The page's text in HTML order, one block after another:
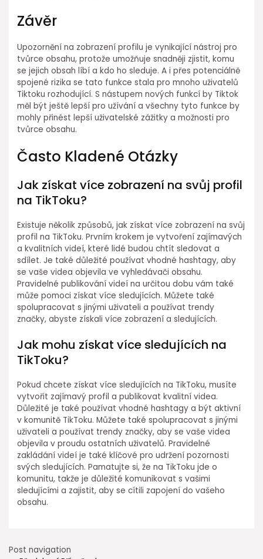
Závěr
Upozornění na zobrazení profilu je vynikající nástroj pro
tvůrce obsahu, protože umožňuje snadněji zjistit, komu
se jejich obsah líbí a kdo ho sleduje. A i přes potenciálně
spojené rizika se tato funkce stala pro mnoho uživatelů
Tiktoku rozhodující. S nástupem nových funkcí by Tiktok
měl být ještě lepší pro užívání a všechny tyto funkce by
mohly přinést lepší uživatelské zážitky a možnosti pro
tvůrce obsahu.
Často Kladené Otázky
Jak získat více zobrazení na svůj profil
na TikToku?
Existuje několik způsobů, jak získat více zobrazení na svůj
profil na TikToku. Prvním krokem je vytvoření zajímavých
a kvalitních videí, které lidé budou chtít sledovat a
sdílet. Je také důležité používat vhodné hashtagy, aby
se vaše videa objevila ve vyhledávači obsahu.
Pravidelné publikování videí na určitou dobu vám také
může pomoci získat více sledujících. Můžete také
spolupracovat s jinými uživateli a používat trendy
značky, abyste získali více zobrazení a sledujících.
Jak mohu získat více sledujících na
TikToku?
Pokud chcete získat více sledujících na TikToku, musíte
vytvořit zajímavý profil a publikovat kvalitní videa.
Důležité je také používat vhodné hashtagy a být aktivní
v komunitě TikToku. Můžete také spolupracovat s jinými
uživateli a používat trendy značky, aby se vaše videa
objevila v proudu ostatních uživatelů. Pravidelné
zakládání videí je také klíčové pro udržení pozornosti
svých sledujících. Pamatujte si, že na TikToku jde o
komunitu, takže je důležité komunikovat s vašimi
sledujícími a zajistit, aby se cítili zapojení do vašeho
obsahu.
Post navigation